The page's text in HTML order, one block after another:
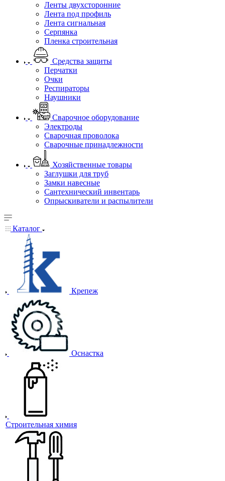
Ленты двухсторонние
Лента под профиль
Лента сигнальная
Серпянка
Пленка строительная
Средства защиты
Перчатки
Очки
Респираторы
Наушники
Сварочное оборудование
Электроды
Сварочная проволока
Сварочные принадлежности
Хозяйственные товары
Заглушки для труб
Замки навесные
Сантехнический инвентарь
Опрыскиватели и распылители
Каталог
Крепеж
Оснастка
Строительная химия